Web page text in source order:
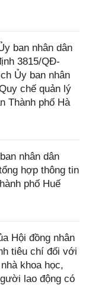
ban nhân dân
3815/QĐ-
Ủy ban nhân
chế quản lý
Thành phố Hà
nhân dân
hợp thông tin
phố Huế
Hội đồng nhân
tiêu chí đối với
khoa học,
lao động có